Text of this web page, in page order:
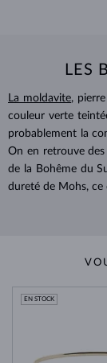
LES
La moldavite,
couleur verte
probablement la
On en retrouve
de la Bohême du
dureté de Mohs, ce
EN STOCK